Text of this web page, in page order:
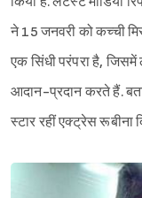
ने 15 जनवरी को कच्ची
एक सिंधी परंपरा है,
आदान-प्रदान करते हैं.
स्टार रहीं एक्ट्रेस